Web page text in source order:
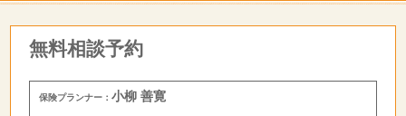
無料相談予約
保険プランナー：小柳 善寛